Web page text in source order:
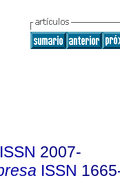
ISSN 2007-
ISSN